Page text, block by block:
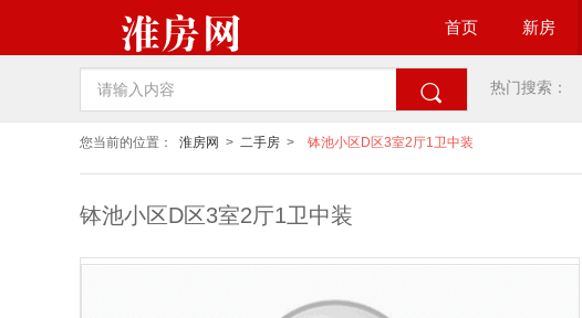
首页 新房
 热门搜索：
您当前的位置： 淮房网 > 二手房 > 钵池小区D区3室2厅1卫中装
钵池小区D区3室2厅1卫中装